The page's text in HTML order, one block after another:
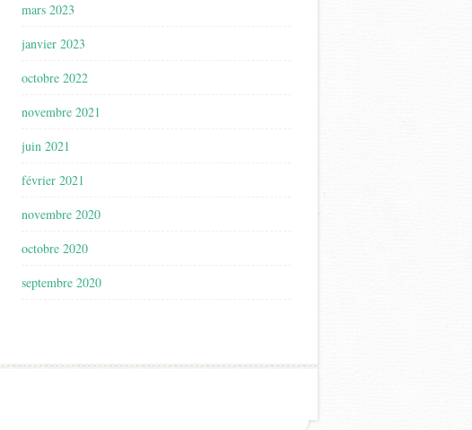
mars 2023
janvier 2023
octobre 2022
novembre 2021
juin 2021
février 2021
novembre 2020
octobre 2020
septembre 2020